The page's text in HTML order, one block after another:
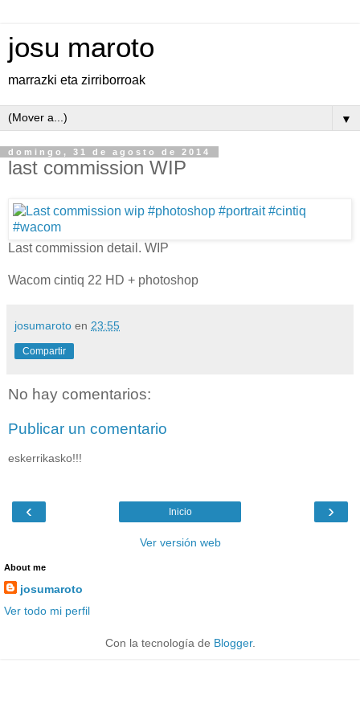
josu maroto
marrazki eta zirriborroak
▼
domingo, 31 de agosto de 2014
last commission WIP
Last commission detail. WIP
Wacom cintiq 22 HD + photoshop
josumaroto en 23:55
Compartir
No hay comentarios:
Publicar un comentario
eskerrikasko!!!
‹ ›
Inicio
Ver versión web
About me
josumaroto
Ver todo mi perfil
Con la tecnología de Blogger.